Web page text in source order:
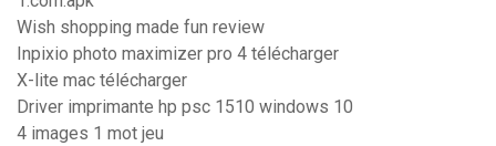
Wish shopping made fun review
Inpixio photo maximizer pro 4 télécharger
X-lite mac télécharger
Driver imprimante hp psc 1510 windows 10
4 images 1 mot jeu